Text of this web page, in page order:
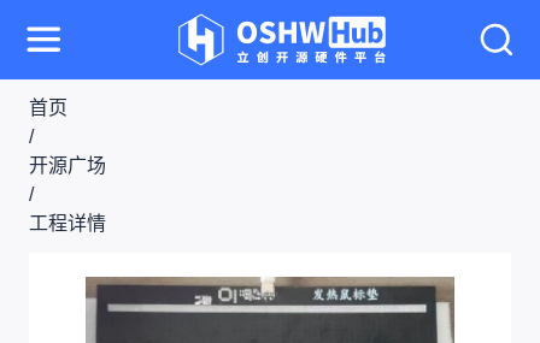
首页
/
开源广场
/
工程详情